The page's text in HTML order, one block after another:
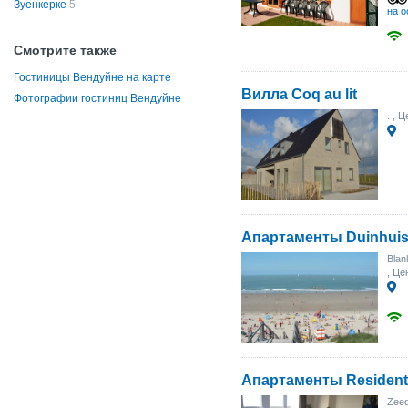
Зуенкерке 5
Смотрите также
Гостиницы Вендуйне на карте
Фотографии гостиниц Вендуйне
на
Вилла Coq au lit
,
Апартаменты
,
Апартаменты